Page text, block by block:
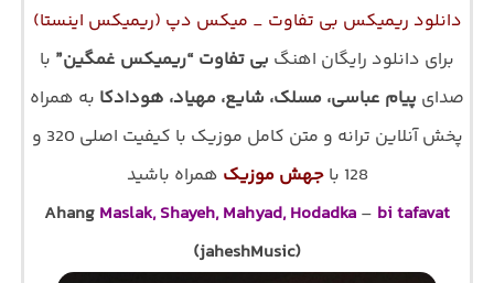
دانلود ریمیکس بی تفاوت _ میکس دپ (ریمیکس اینستا)
برای دانلود رایگان اهنگ بی تفاوت “ریمیکس غمگین” با
صدای پیام عباسی، مسلک، شایع، مهیاد، هودادکا به همراه
پخش آنلاین ترانه و متن کامل موزیک با کیفیت اصلی 320 و
128 با
جهش موزیک همراه باشید
Ahang Maslak, Shayeh, Mahyad, Hodadka – bi tafavat
(jaheshMusic)